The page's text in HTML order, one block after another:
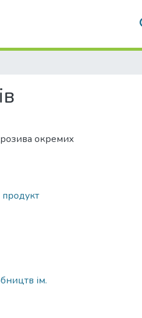
окремих
ім.